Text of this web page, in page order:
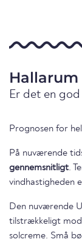
Er det en
Prognosen for
På nuværende
gennemsnitligt.
vindhastigheden
Den nuværende
tilstrækkeligt
solcreme. Små